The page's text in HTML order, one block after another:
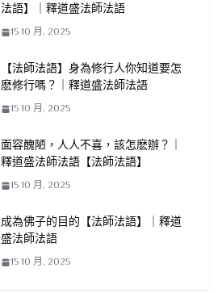
法語】｜釋道盛法師法語
15 10 月, 2025
【法師法語】身為修行人你知道要怎
麽修行嗎？｜釋道盛法師法語
15 10 月, 2025
面容醜陋，人人不喜，該怎麽辦？｜
釋道盛法師法語【法師法語】
15 10 月, 2025
成為佛子的目的【法師法語】｜釋道
盛法師法語
15 10 月, 2025